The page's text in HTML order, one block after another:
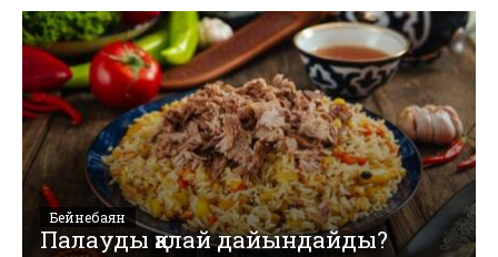
Бейнебаян
Палауды қалай дайындайды?